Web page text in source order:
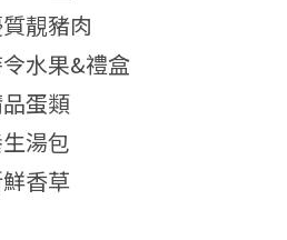
靚豬肉
水果&禮盒
蛋類
湯包
香草